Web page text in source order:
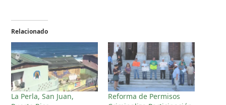
Relacionado
La Perla, San Juan,
Reforma de Permisos